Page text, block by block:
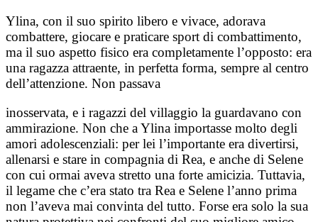
Ylina, con il suo spirito libero e vivace, adorava
combattere, giocare e praticare sport di combattimento,
ma il suo aspetto fisico era completamente l’opposto: era
una ragazza attraente, in perfetta forma, sempre al centro
dell’attenzione. Non passava
inosservata, e i ragazzi del villaggio la guardavano con
ammirazione. Non che a Ylina importasse molto degli
amori adolescenziali: per lei l’importante era divertirsi,
allenarsi e stare in compagnia di Rea, e anche di Selene
con cui ormai aveva stretto una forte amicizia. Tuttavia,
il legame che c’era stato tra Rea e Selene l’anno prima
non l’aveva mai convinta del tutto. Forse era solo la sua